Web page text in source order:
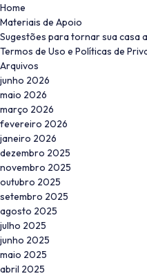
Home
Materiais de Apoio
Sugestões para tornar sua casa
Termos de Uso e Políticas de
Arquivos
junho 2026
maio 2026
março 2026
fevereiro 2026
janeiro 2026
dezembro 2025
novembro 2025
outubro 2025
setembro 2025
agosto 2025
julho 2025
junho 2025
maio 2025
abril 2025